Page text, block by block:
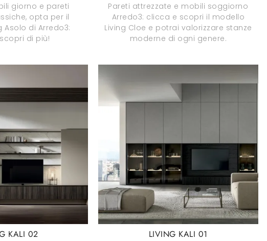
giorno e pareti
opta per il
Asolo di Arredo3:
di più!
Pareti attrezzate e mobili soggiorno
Arredo3: clicca e scopri il modello
Living Cloe e potrai valorizzare stanze
moderne di ogni genere.
KALI 02 LIVING KALI 01